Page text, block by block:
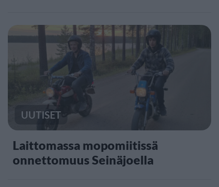
UUTISET
Laittomassa mopomiitissä
onnettomuus Seinäjoella